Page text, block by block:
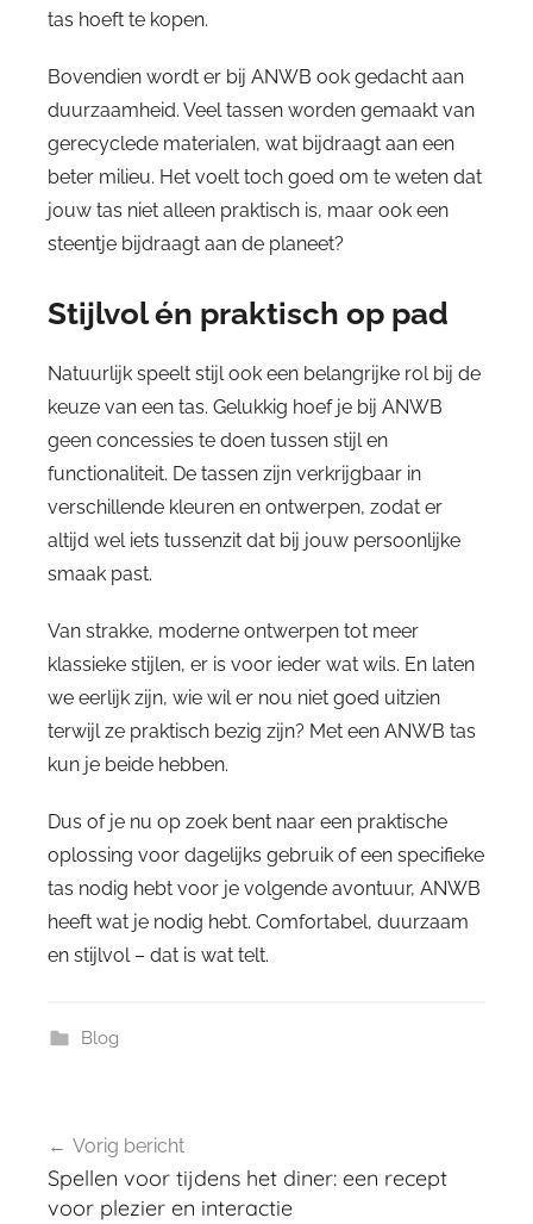
tas hoeft te kopen.
Bovendien wordt er bij ANWB ook gedacht aan
duurzaamheid. Veel tassen worden gemaakt van
gerecyclede materialen, wat bijdraagt aan een
beter milieu. Het voelt toch goed om te weten dat
jouw tas niet alleen praktisch is, maar ook een
steentje bijdraagt aan de planeet?
Stijlvol én praktisch op pad
Natuurlijk speelt stijl ook een belangrijke rol bij de
keuze van een tas. Gelukkig hoef je bij ANWB
geen concessies te doen tussen stijl en
functionaliteit. De tassen zijn verkrijgbaar in
verschillende kleuren en ontwerpen, zodat er
altijd wel iets tussenzit dat bij jouw persoonlijke
smaak past.
Van strakke, moderne ontwerpen tot meer
klassieke stijlen, er is voor ieder wat wils. En laten
we eerlijk zijn, wie wil er nou niet goed uitzien
terwijl ze praktisch bezig zijn? Met een ANWB tas
kun je beide hebben.
Dus of je nu op zoek bent naar een praktische
oplossing voor dagelijks gebruik of een specifieke
tas nodig hebt voor je volgende avontuur, ANWB
heeft wat je nodig hebt. Comfortabel, duurzaam
en stijlvol – dat is wat telt.
Blog
navigatie
Vorig bericht
Spellen voor tijdens het diner: een recept
voor plezier en interactie